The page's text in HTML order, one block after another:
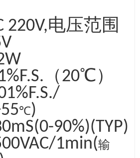
220V,电压范围
（20℃）
℃)
90%)(TYP)
1min(输